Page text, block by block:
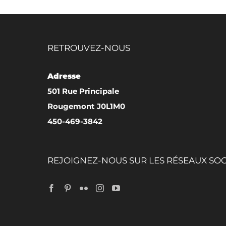
RETROUVEZ-NOUS
Adresse
501 Rue Principale
Rougemont J0L1M0
450-469-3842
REJOIGNEZ-NOUS SUR LES RÉSEAUX